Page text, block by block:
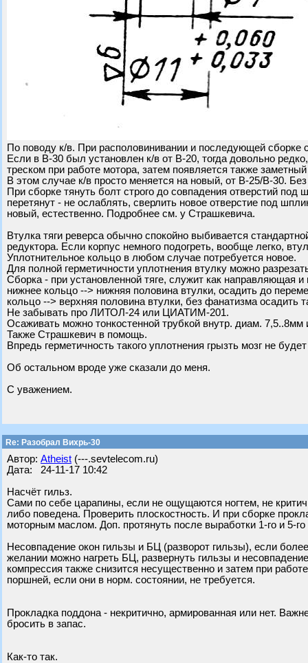
По поводу к/в. При располовинивании и последующей сборке
Если в В-30 был установлен к/в от В-20, тогда довольно
треском при работе мотора, затем появляется также
В этом случае к/в просто меняется на новый, от В-25/В-30.
При сборке тянуть болт строго до совпадения отверстий
перетянут - не ослаблять, сверлить новое отверстие под
новый, естественно. Подробнее см. у Страшкевича.
Втулка тяги реверса обычно спокойно выбивается
редуктора. Если корпус немного подогреть, вообще легко,
Уплотнительное кольцо в любом случае потребуется новое.
Для полной герметичности уплотнения втулку можно
Сборка - при установленной тяге, служит как направляющая
нижнее кольцо --> нижняя половина втулки, осадить до
кольцо --> верхняя половина втулки, без фанатизма
Не забывать про ЛИТОЛ-24 или ЦИАТИМ-201.
Осаживать можно тонкостенной трубкой внутр. диам.
Также Страшкевич в помощь.
Впредь герметичность такого уплотнения грызть мозг не
Об остальном вроде уже сказали до меня.
С уважением.
Re: Разобрал Вихрь-30
Автор: Atheist (---.sevtelecom.ru)
Дата: 24-11-17 10:42
Насчёт гильз.
Сами по себе царапины, если не ощущаются ногтем, не
либо поведена. Проверить плоскостность. И при сборке
моторным маслом. Доп. протянуть после выработки 1-го и 5-го
Несовпадение окон гильзы и БЦ (разворот гильзы), если
желании можно нагреть БЦ, развернуть гильзы и
компрессия также снизится несущественно и затем при
поршней, если они в норм. состоянии, не требуется.
Прокладка поддона - некритично, армированная или нет.
бросить в запас.
Как-то так.